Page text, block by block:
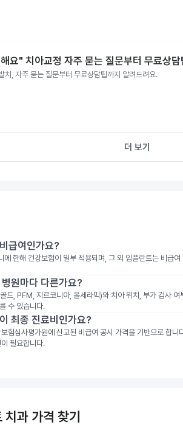
요" 치아교정 자주 묻는 질문부터 무료상
치, 자주 묻는 질문부터 무료상담팁까지 알려드려요.
더 보기
급여인가요?
한해 건강보험이 일부 적용되며, 그 외 임플란트는 비급
원마다 다른가요?
드, PFM, 지르코니아, 올세라믹)와 치아 위치, 부가 검사
수 있습니다.
최종 진료비인가요?
험심사평가원에 신고된 비급여 공시 가격을 기반으로 합
필요합니다.
치과 가격 찾기